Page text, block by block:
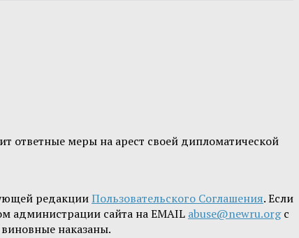
ответные меры на арест своей дипломатической
редакцииПользовательского Соглашения. Если
администрации сайта на EMAIL abuse@newru.orgс
наказаны.